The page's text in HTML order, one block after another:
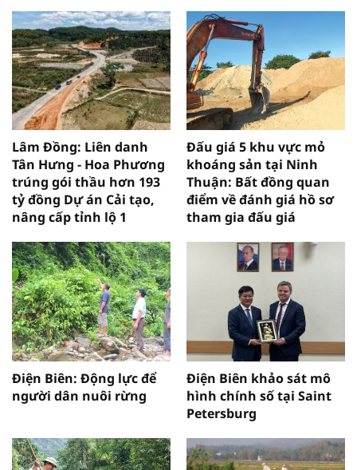
Lâm Đồng: Liên danh
Tân Hưng - Hoa Phương
trúng gói thầu hơn 193
tỷ đồng Dự án Cải tạo,
nâng cấp tỉnh lộ 1
Đấu giá 5 khu vực mỏ
khoáng sản tại Ninh
Thuận: Bất đồng quan
điểm về đánh giá hồ sơ
tham gia đấu giá
Điện Biên: Động lực để
người dân nuôi rừng
Điện Biên khảo sát mô
hình chính số tại Saint
Petersburg